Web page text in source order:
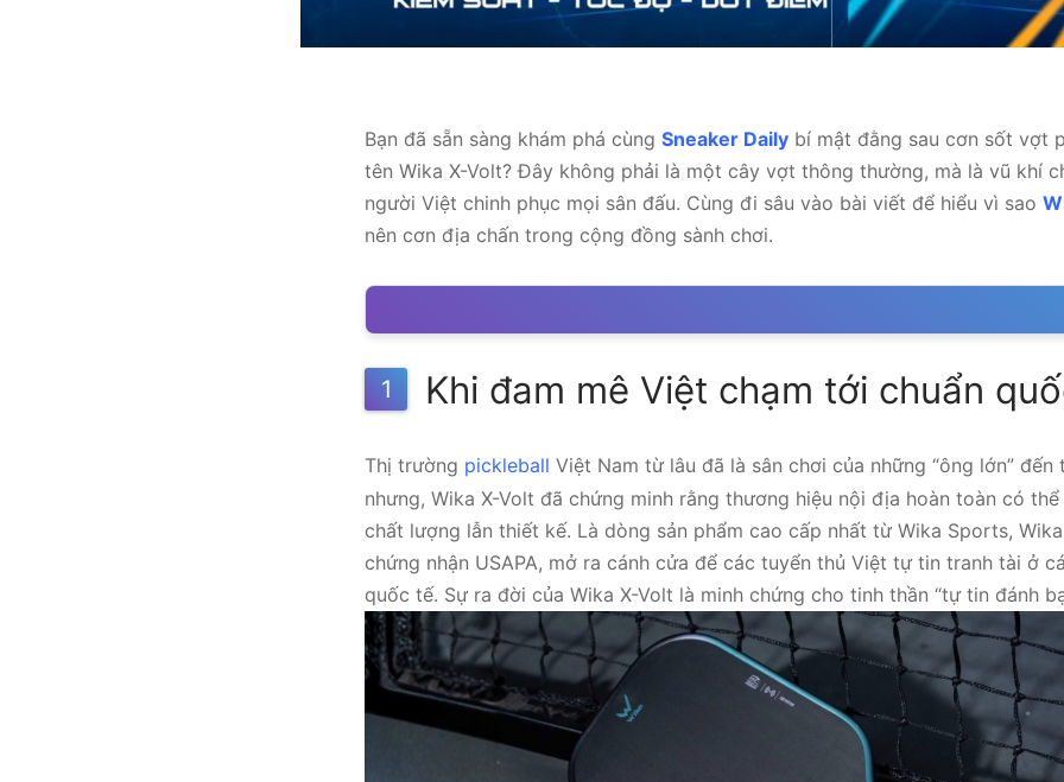
Bạn đã sẵn sàng khám phá cùng Sneaker Daily bí mật đằng sau cơn sốt vợt
tên Wika X-Volt? Đây không phải là một cây vợt thông thường, mà là vũ khí
người Việt chinh phục mọi sân đấu. Cùng đi sâu vào bài viết để hiểu vì sao
nên cơn địa chấn trong cộng đồng sành chơi.
1 Khi đam mê Việt chạm tới chuẩn
Thị trường pickleball Việt Nam từ lâu đã là sân chơi của những “ông lớn” đến
nhưng, Wika X-Volt đã chứng minh rằng thương hiệu nội địa hoàn toàn có
chất lượng lẫn thiết kế. Là dòng sản phẩm cao cấp nhất từ Wika Sports,
chứng nhận USAPA, mở ra cánh cửa để các tuyển thủ Việt tự tin tranh tài ở
quốc tế. Sự ra đời của Wika X-Volt là minh chứng cho tinh thần “tự tin đánh